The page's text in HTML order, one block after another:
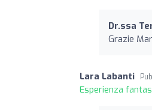
Dr.ssa
Grazie
Lara Labanti
Esperienza